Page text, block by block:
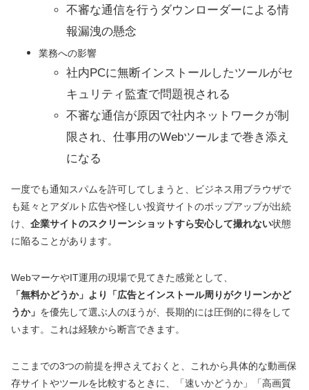
不審な通信を行うダウンローダーによる情
報漏洩の懸念
業務への影響
社内PCに無断インストールしたツールがセ
キュリティ監査で問題視される
不審な通信が原因で社内ネットワークが制
限され、仕事用のWebツールまで巻き添え
になる
一度でも通知スパムを許可してしまうと、ビジネス用ブラウザで
も延々とアダルト広告や怪しい投資サイトのポップアップが出続
け、 企業サイトのスクリーンショットすら安心して撮れない状態
に陥ることがあります。
WebマーケやIT運用の現場で見てきた感覚として、
「無料かどうか」より「広告とインストール周りがクリーンかど
うか」 を優先して選ぶ人のほうが、長期的には圧倒的に得をして
います。これは経験から断言できます。
ここまでの3つの前提を押さえておくと、これから具体的な動画保
存サイトやツールを比較するときに、「速いかどうか」「高画質